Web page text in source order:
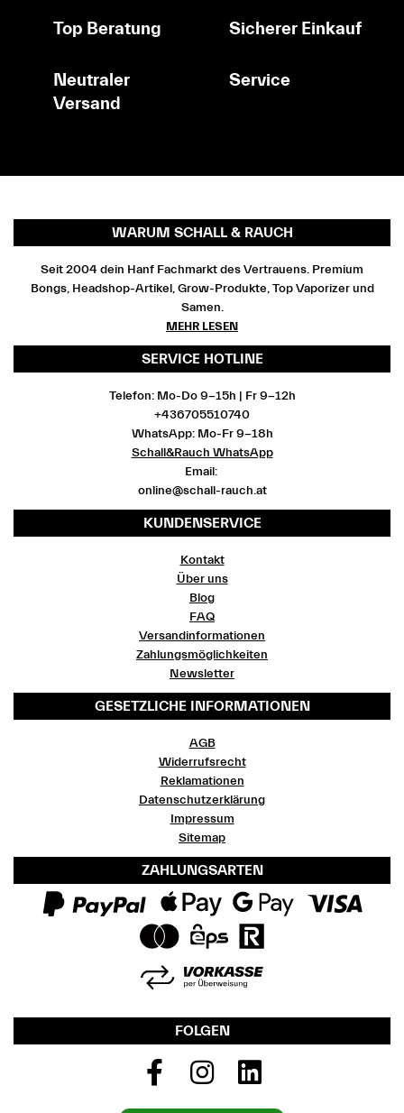
Top Beratung Sicherer Einkauf
Neutraler
Versand
Service
WARUM SCHALL & RAUCH
Seit 2004 dein Hanf Fachmarkt des Vertrauens. Premium
Bongs, Headshop-Artikel, Grow-Produkte, Top Vaporizer und
Samen.
MEHR LESEN
SERVICE HOTLINE
Telefon: Mo-Do 9-15h | Fr 9-12h
+436705510740
WhatsApp: Mo-Fr 9-18h
Schall&Rauch WhatsApp
Email:
online@schall-rauch.at
KUNDENSERVICE
Kontakt
Über uns
Blog
FAQ
Versandinformationen
Zahlungsmöglichkeiten
Newsletter
GESETZLICHE INFORMATIONEN
AGB
Widerrufsrecht
Reklamationen
Datenschutzerklärung
Impressum
Sitemap
ZAHLUNGSARTEN
FOLGEN